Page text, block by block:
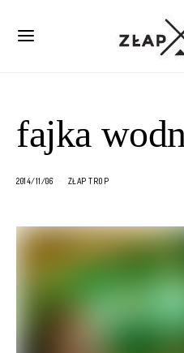
fajka
2014/11/06 ZŁAP TROP